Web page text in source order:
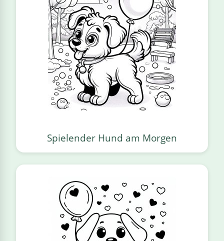
Spielender Hund am Morgen